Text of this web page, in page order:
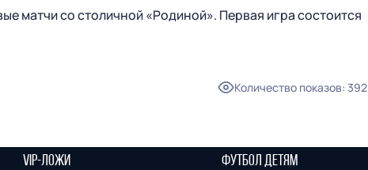
матчи со столичной «Родиной». Первая игра состоится
Количество показов: 392
КОНТАКТЫ
VIP-ЛОЖИ
ФУТБОЛ ДЕТЯМ